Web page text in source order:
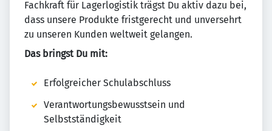
Fachkraft für Lagerlogistik trägst Du aktiv dazu bei,
dass unsere Produkte fristgerecht und unversehrt
zu unseren Kunden weltweit gelangen.
Das bringst Du mit:
Erfolgreicher Schulabschluss
Verantwortungsbewusstsein und
Selbstständigkeit